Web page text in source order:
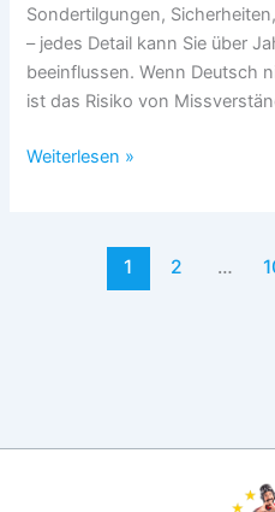
Sondertilgungen,
– jedes Detail kann Sie über
beeinflussen. Wenn Deutsch
ist das Risiko von
Schriftliche
Baufinanzierungsverträgen
150
Weiterlesen »
1 2 …